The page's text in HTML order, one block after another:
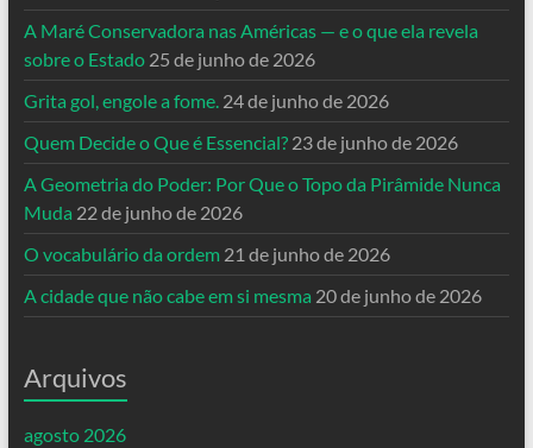
A Maré Conservadora nas Américas — e o que ela revela
sobre o Estado 25 de junho de 2026
Grita gol, engole a fome. 24 de junho de 2026
Quem Decide o Que é Essencial? 23 de junho de 2026
A Geometria do Poder: Por Que o Topo da Pirâmide Nunca
Muda 22 de junho de 2026
O vocabulário da ordem 21 de junho de 2026
A cidade que não cabe em si mesma 20 de junho de 2026
Arquivos
agosto 2026